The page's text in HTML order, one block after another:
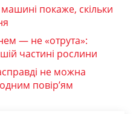
покаже, скільки
— не «отрута»:
частині рослини
не можна
повір’ям